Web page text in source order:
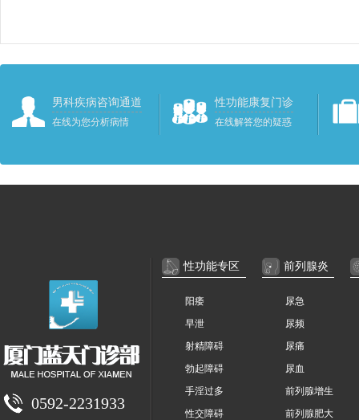
男科疾病咨询通道
在线为您分析病情
性功能康复门诊
在线解答您的疑惑
0592-2231933
性功能专区 前列腺炎
阳痿
早泄
射精障碍
勃起障碍
手淫过多
性交障碍
尿急
尿频
尿痛
尿血
前列腺增生
前列腺肥大